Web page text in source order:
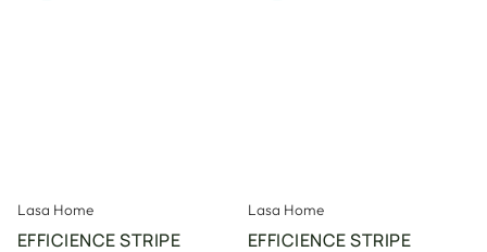
Lasa Home
EFFICIENCE STRIPE
Lasa Home
EFFICIENCE STRIPE